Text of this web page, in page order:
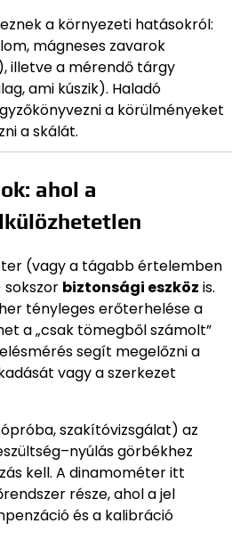
a környezeti hatásokról:
mágneses zavarok
illetve a mérendő tárgy
ami kúszik). Haladó
a körülményeket
a skálát.
ahol a
(vagy a tágabb értelemben
biztonsági eszköz is.
tényleges erőterhelése a
a „csak tömegből számolt”
segít megelőzni a
vagy a szerkezet
szakítóvizsgálat) az
görbékhez
kell. A dinamométer itt
része, ahol a jel
és a kalibráció